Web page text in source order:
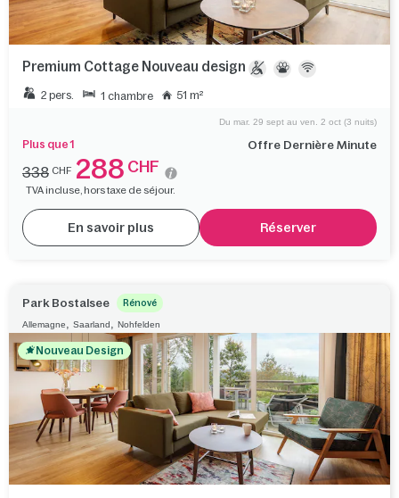
Premium Cottage Nouveau design
2 pers. 1 chambre 51 m²
Plus que 1 Offre Dernière Minute
Du mar. 29 sept au ven. 2 oct (3 nuits)
338 CHF 288 CHF
TVA incluse, hors taxe de séjour.
En savoir plus Réserver
Park Bostalsee Rénové
Allemagne, Saarland, Nohfelden
Nouveau Design